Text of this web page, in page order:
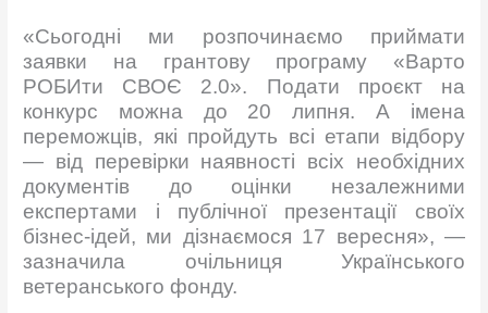
«Сьогодні ми розпочинаємо приймати
заявки на грантову програму «Варто
РОБИти СВОЄ 2.0». Подати проєкт на
конкурс можна до 20 липня. А імена
переможців, які пройдуть всі етапи відбору
— від перевірки наявності всіх необхідних
документів до оцінки незалежними
експертами і публічної презентації своїх
бізнес-ідей, ми дізнаємося 17 вересня», —
зазначила очільниця Українського
ветеранського фонду.